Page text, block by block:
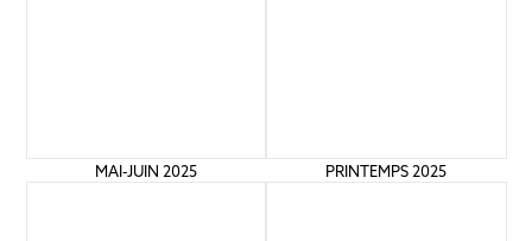
MAI-JUIN 2025 PRINTEMPS 2025